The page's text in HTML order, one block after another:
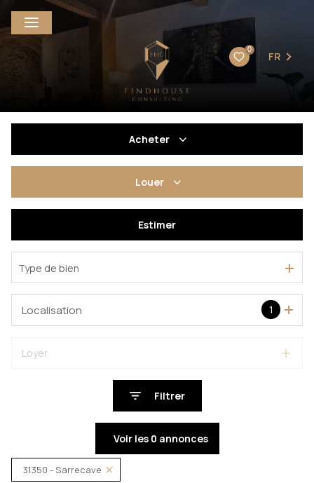
0
FR
Acheter
Louer
En saisonnier
De l'immo pro
Estimer
Type de bien
1
Localisation
Loyer
Filtrer
Voir les 0 annonces
31350 - Sarrecave